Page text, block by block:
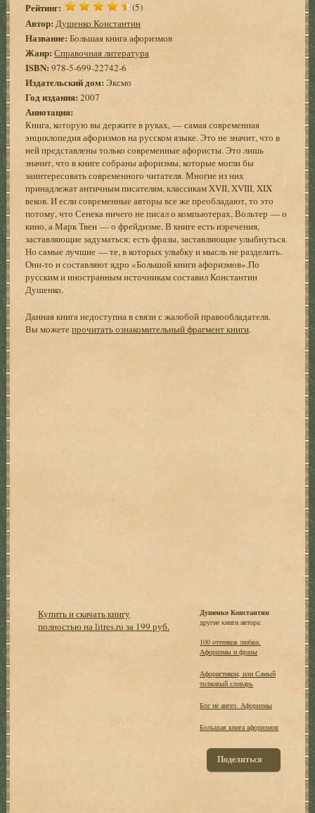
Рейтинг: (5)
Автор: Душенко Константин
Название: Большая книга афоризмов
Жанр: Справочная литература
ISBN: 978-5-699-22742-6
Издательский дом: Эксмо
Год издания:2007
Аннотация:
Книга, которую вы держите в руках, — самая современная
энциклопедия афоризмов на русском языке. Это не значит, что в
ней представлены только современные афористы. Это лишь
значит, что в книге собраны афоризмы, которые могли бы
заинтересовать современного читателя. Многие из них
принадлежат античным писателям, классикам XVII, XVIII, XIX
веков. И если современные авторы все же преобладают, то это
потому, что Сенека ничего не писал о компьютерах, Вольтер — о
кино, а Марк Твен — о фрейдизме. В книге есть изречения,
заставляющие задуматься; есть фразы, заставляющие улыбнуться.
Но самые лучшие — те, в которых улыбку и мысль не разделить.
Они-то и составляют ядро «Большой книги афоризмов».По
русским и иностранным источникам составил Константин
Душенко.
Данная книга недоступна в связи с жалобой правообладателя.
Вы можетепрочитать ознакомительный фрагмент книги.
Купить и скачать книгу
полностью на litres.ru за 199 руб.
Душенко Константин
другие книги автора:
100 оттенков любви.
Афоризмы и фразы
Афористикон, или Самый
толковый словарь
Бог не ангел. Афоризмы
Большая книга афоризмов
Поделиться